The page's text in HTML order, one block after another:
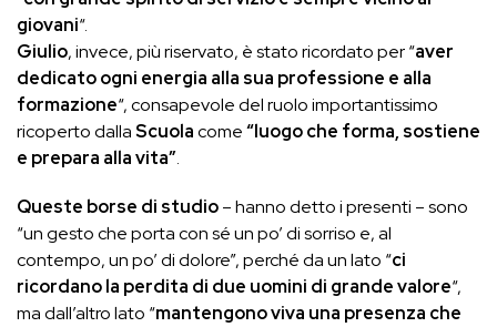
giovani“.
Giulio, invece, più riservato, è stato ricordato per “aver
dedicato ogni energia alla sua professione e alla
formazione“, consapevole del ruolo importantissimo
ricoperto dallaScuolacome“luogo che forma, sostiene
e prepara alla vita”.
Queste borse di studio– hanno detto i presenti – sono
“un gesto che porta con sé un po’ di sorriso e, al
contempo, un po’ di dolore”, perché da un lato “ci
ricordano la perdita di due uomini di grande valore“,
ma dall’altro lato “mantengono viva una presenza che